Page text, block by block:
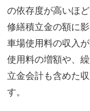
の依存度が高いほ
修繕積立金の額に
車場使用料の収入
使用料の増額や、
立金会計も含めた
す。